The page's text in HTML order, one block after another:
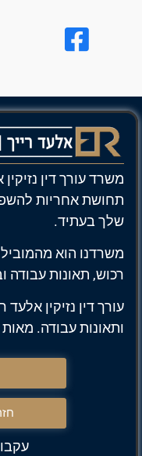
משרד עורך דין
תחושת אחריות
שלך בעתיד.
משרדנו הוא
רכוש, תאונות עבודה
עורך דין נזיקין
ותאונות עבודה.